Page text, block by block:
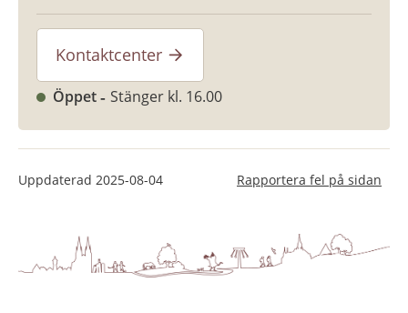
Kontaktcenter
Öppet Stänger kl. 16.00
Uppdaterad 2025-08-04 Rapportera fel på sidan